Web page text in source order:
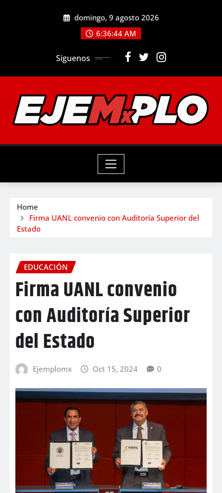
domingo, 9 agosto 2026
6:36:46 AM
Siguenos
Home
Firma UANL convenio con Auditoría Superior del
Estado
EDUCACIÓN
Firma UANL convenio
con Auditoría Superior
del Estado
Ejemplomx Oct 15, 2024 0